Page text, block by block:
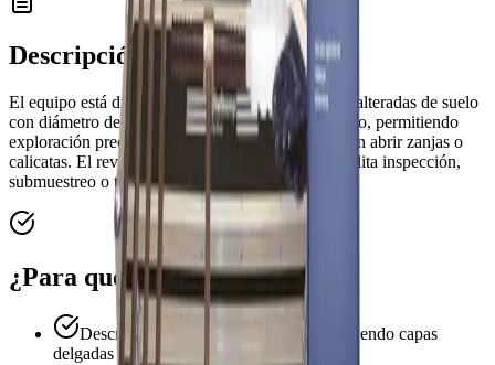
Descripción
El equipo está diseñado para obtener muestras no alteradas de suelo
con diámetro de 90 mm y longitud de hasta 1 metro, permitiendo
exploración precisa del perfil edáfico superficial sin abrir zanjas o
calicatas. El revestimiento lateral desmontable facilita inspección,
submuestreo o transporte.
¿Para qué sirve?
Descripción estructural de suelos, incluyendo capas
delgadas